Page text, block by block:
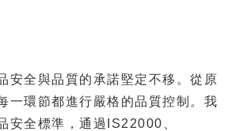
安全與品質的承諾堅定不移。從原
一環節都進行嚴格的品質控制。我
安全標準，通過IS22000、